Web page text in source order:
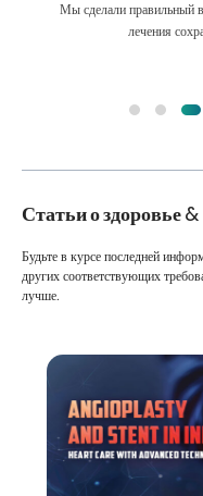
Мы сделали правильный
лечения
Статьи о здоровье&
Будьте в курсе последней
других соответствующих
лучше.